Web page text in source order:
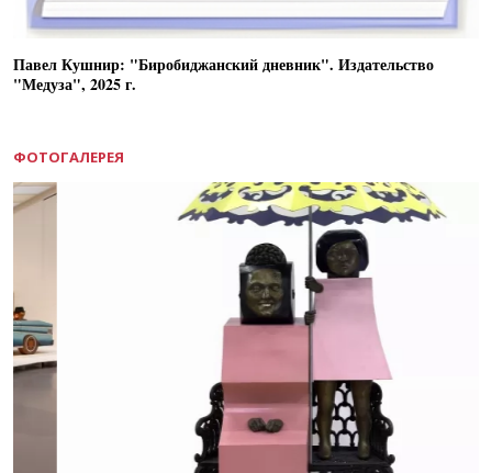
Павел Кушнир: "Биробиджанский дневник". Издательство
"Медуза", 2025 г.
ФОТОГАЛЕРЕЯ